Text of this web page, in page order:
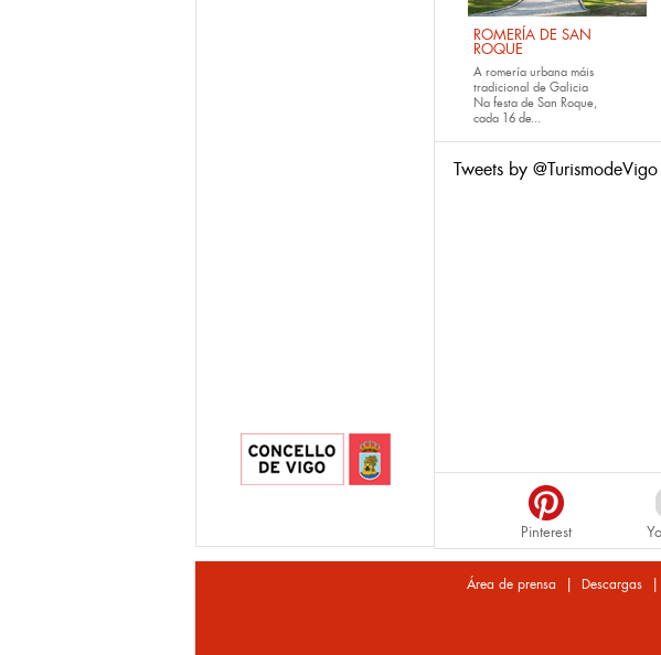
ROMERÍA DE SAN
ROQUE
A romería urbana máis
tradicional de Galicia
Na festa de San Roque,
cada 16 de...
Tweets by @TurismodeVigo
Pinterest
Área de prensa | Descargas |